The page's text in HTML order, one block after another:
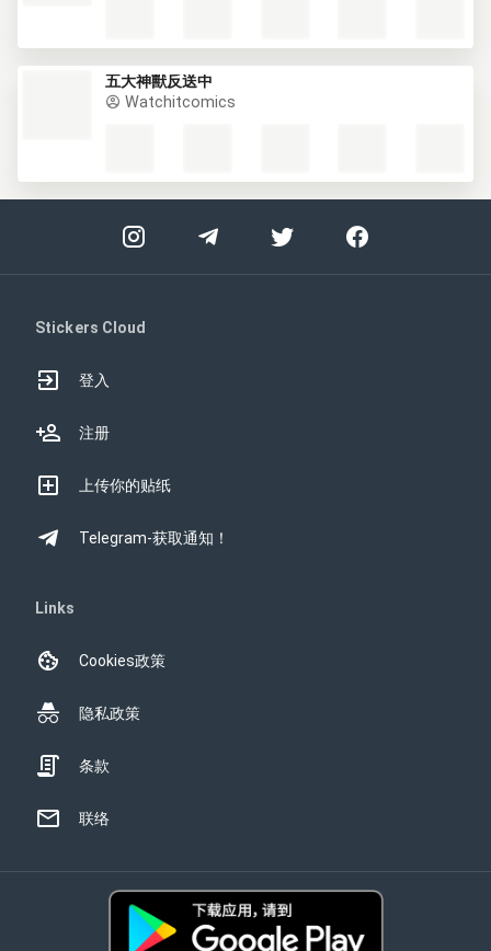
五大神獸反送中
Watchitcomics
Stickers Cloud
登入
注册
上传你的贴纸
Telegram-获取通知！
Links
Cookies政策
隐私政策
条款
联络